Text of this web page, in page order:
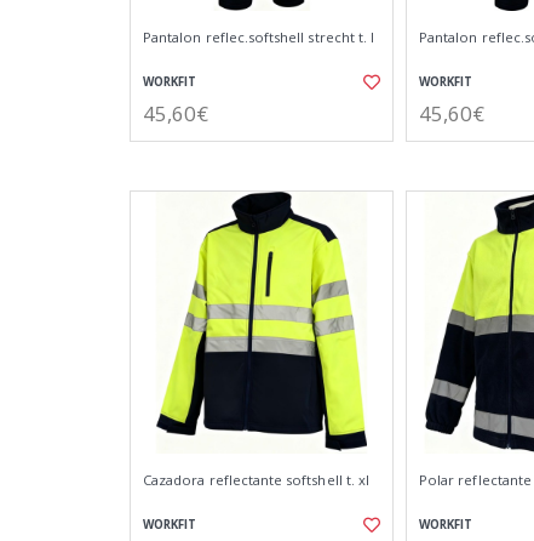
Pantalon reflec.softshell strecht t. l
WORKFIT
45,60€
Pantalon
WORKFIT
45,60€
Cazadora reflectante softshell t. xl
WORKFIT
Polar reflectante
WORKFIT